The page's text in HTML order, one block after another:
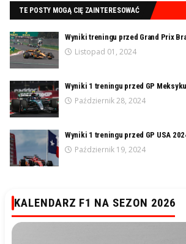
TE POSTY MOGĄ CIĘ ZAINTERESOWAĆ
Wyniki treningu przed Grand Prix
Listopad 01, 2024
Wyniki 1 treningu przed GP
Październik 28, 2024
Wyniki 1 treningu przed GP USA
Październik 19, 2024
KALENDARZ F1 NA SEZON 2026